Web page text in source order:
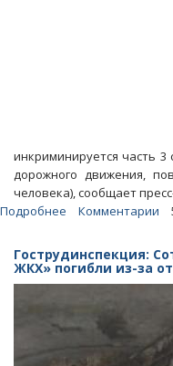
инкриминируется часть
дорожного движения,
человека), сообщает
Подробнее
пенсионера
на
лет
Октября
экс-
Комментарии
Гострудинспекция:
ЖКХ» погибли из-за